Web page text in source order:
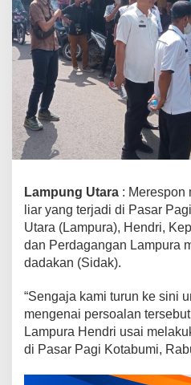
a
g
L
a
m
p
u
a
b
a
u
P
a
g
a
J
Lampung Utara : Merespon
liar yang terjadi di Pasar
Utara (Lampura), Hendri,
dan Perdagangan Lampura
dadakan (Sidak).
“Sengaja kami turun ke sini
mengenai persoalan
Lampura Hendri usai
di Pasar Pagi Kotabumi,